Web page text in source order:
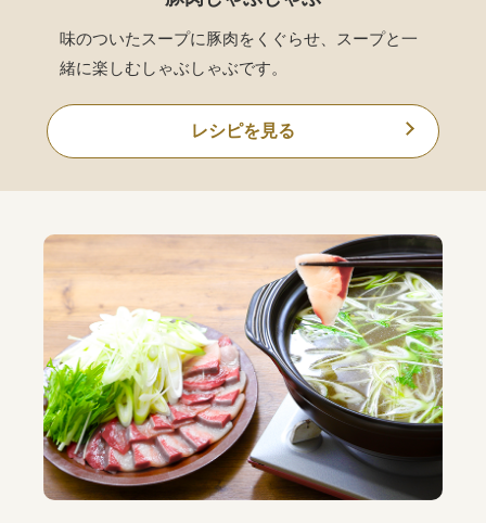
味のついたスープに豚肉をくぐらせ、スープと一
緒に楽しむしゃぶしゃぶです。
レシピを見る